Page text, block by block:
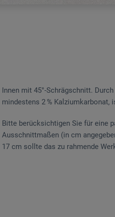
Innen mit 45°-Schrägschnitt.
mindestens 2 % Kalziumkarbonat,
Bitte berücksichtigen Sie für eine
Ausschnittmaßen (in cm
17 cm sollte das zu rahmende